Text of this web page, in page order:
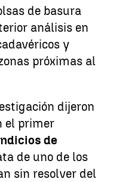
de basura
análisis en
y
próximas al
dijeron
el primer
de
de uno de los
sin resolver del